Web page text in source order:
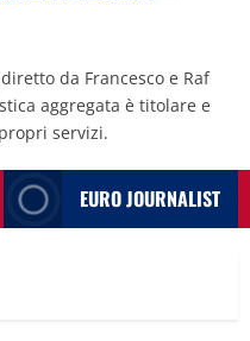
da Francesco e Raf
aggregata è titolare e
servizi.
EURO JOURNALIST